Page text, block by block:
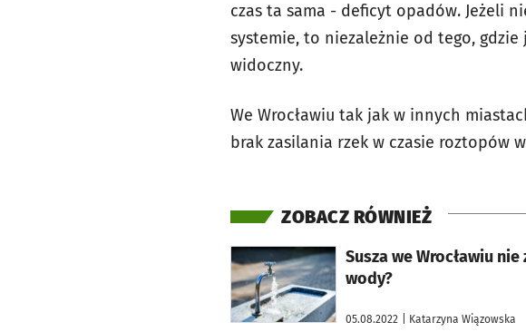
czas ta sama - deficyt opadów. Jeżeli
systemie, to niezależnie od tego,
widoczny.
We Wrocławiu tak jak w innych
brak zasilania rzek w czasie roztopów
ZOBACZ RÓWNIEŻ
Susza we Wrocławiu
wody?
05.08.2022 | Katarzyna Wiązowska
otworzy się w nowej karcie